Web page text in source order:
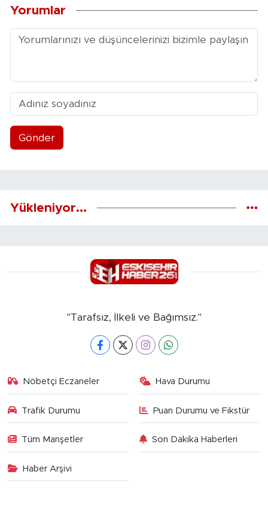
Yorumlar
Gönder
Yükleniyor...
"Tarafsız, İlkeli ve Bağımsız."
Nöbetçi Eczaneler Hava Durumu
Trafik Durumu Puan Durumu ve Fikstür
Tüm Manşetler Son Dakika Haberleri
Haber Arşivi